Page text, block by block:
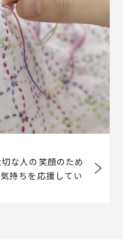
な人の笑顔のため
持ちを応援してい